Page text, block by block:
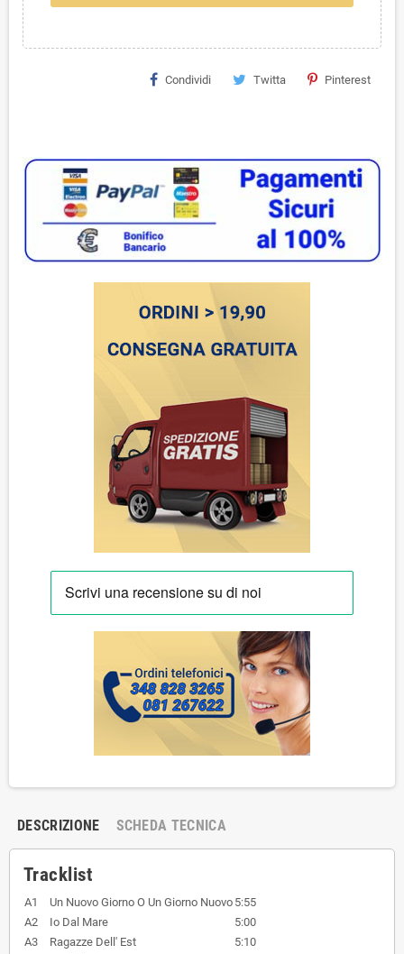
Condividi Twitta Pinterest
DESCRIZIONE SCHEDA TECNICA
Tracklist
A1 Un Nuovo Giorno O Un Giorno Nuovo 5:55
A2
Io Dal Mare
5:00
A3
Ragazze Dell' Est
5:10